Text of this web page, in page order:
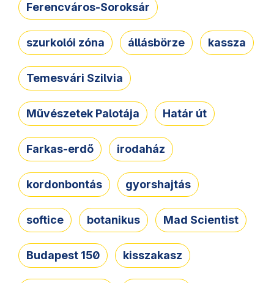
Ferencváros-Soroksár
szurkolói zóna állásbörze kassza
Temesvári Szilvia
Művészetek Palotája Határ út
Farkas-erdő irodaház
kordonbontás gyorshajtás
softice botanikus Mad Scientist
Budapest 150 kisszakasz